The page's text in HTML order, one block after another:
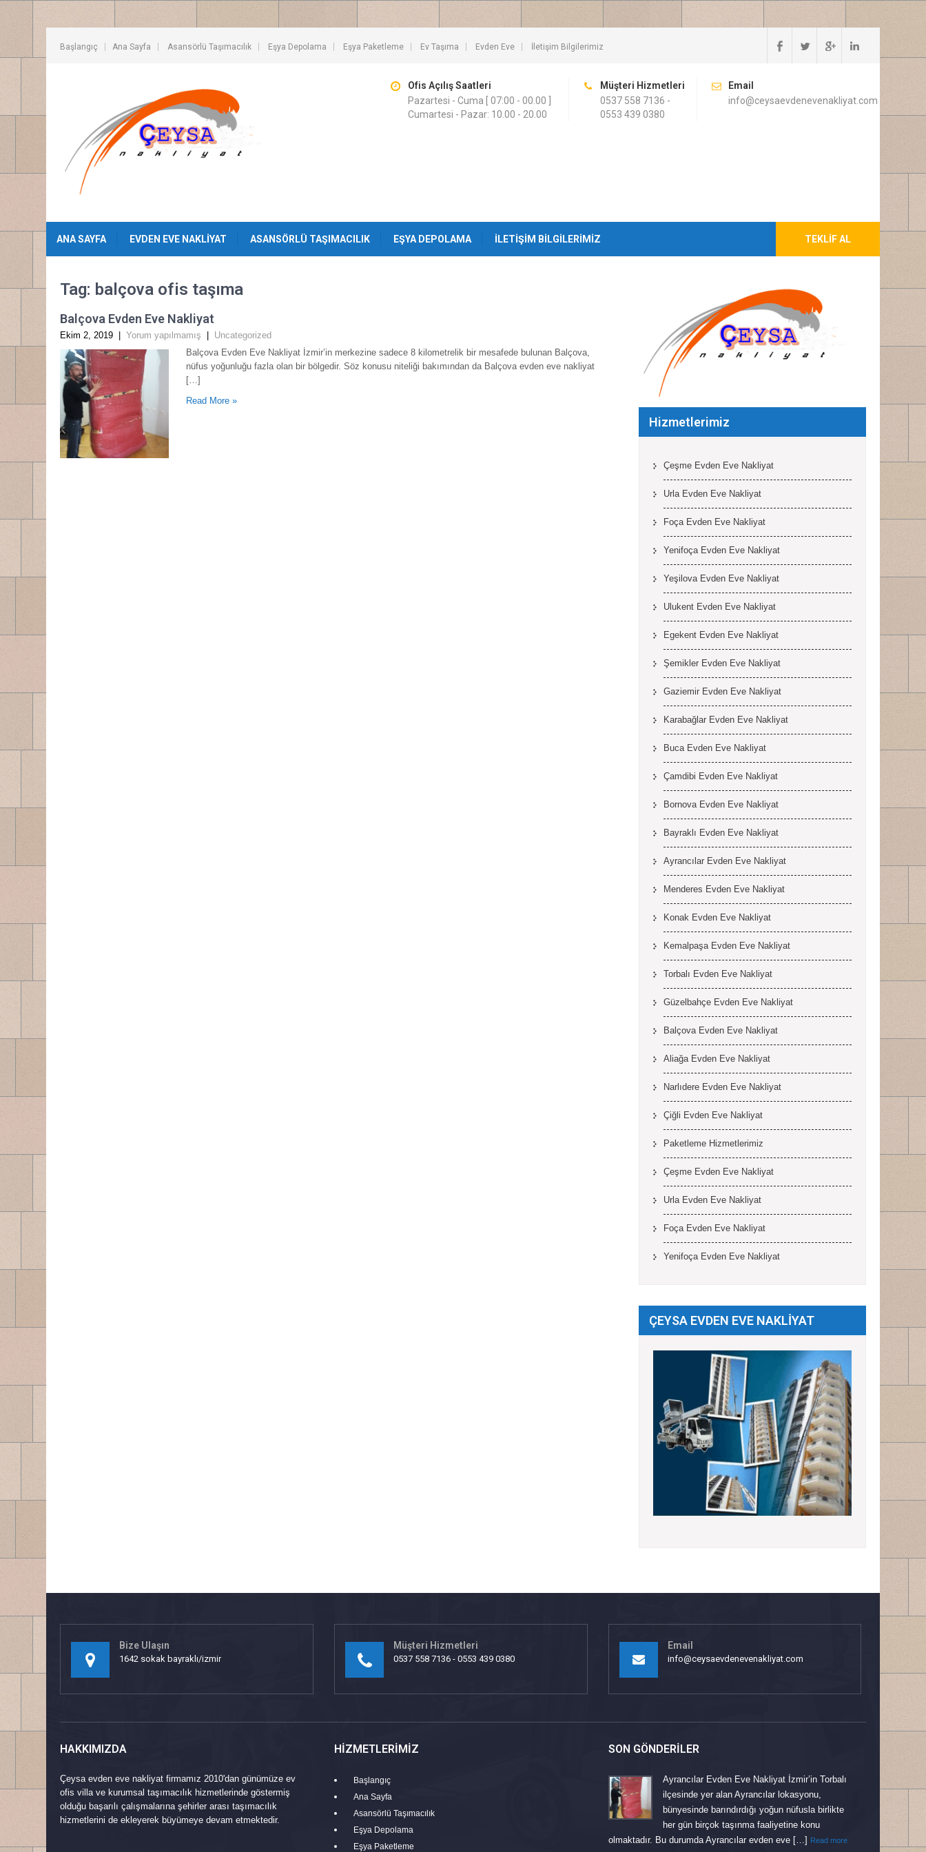
Başlangıç Ana Sayfa Asansörlü Taşımacılık Eşya Depolama Eşya Paketleme Ev Taşıma Evden Eve İletişim Bilgilerimiz
Ofis Açılış Saatleri
Pazartesi - Cuma [ 07:00 - 00.00 ]
Cumartesi - Pazar: 10.00 - 20.00
Müşteri Hizmetleri
0537 558 7136 -
0553 439 0380
Email
info@ceysaevdenevenakliyat.com
ANA SAYFA EVDEN EVE NAKLIYAT ASANSÖRLÜ TAŞIMACILIK EŞYA DEPOLAMA İLETIŞIM BILGILERIMIZ TEKLIF AL
Tag: balçova ofis taşıma
Balçova Evden Eve Nakliyat
Ekim 2, 2019 | Yorum yapılmamış | Uncategorized
Balçova Evden Eve Nakliyat İzmir’in merkezine sadece 8 kilometrelik bir mesafede bulunan Balçova,
nüfus yoğunluğu fazla olan bir bölgedir. Söz konusu niteliği bakımından da Balçova evden eve nakliyat
[…]
Read More »
Hizmetlerimiz
Çeşme Evden Eve Nakliyat
Urla Evden Eve Nakliyat
Foça Evden Eve Nakliyat
Yenifoça Evden Eve Nakliyat
Yeşilova Evden Eve Nakliyat
Ulukent Evden Eve Nakliyat
Egekent Evden Eve Nakliyat
Şemikler Evden Eve Nakliyat
Gaziemir Evden Eve Nakliyat
Karabağlar Evden Eve Nakliyat
Buca Evden Eve Nakliyat
Çamdibi Evden Eve Nakliyat
Bornova Evden Eve Nakliyat
Bayraklı Evden Eve Nakliyat
Ayrancılar Evden Eve Nakliyat
Menderes Evden Eve Nakliyat
Konak Evden Eve Nakliyat
Kemalpaşa Evden Eve Nakliyat
Torbalı Evden Eve Nakliyat
Güzelbahçe Evden Eve Nakliyat
Balçova Evden Eve Nakliyat
Aliağa Evden Eve Nakliyat
Narlıdere Evden Eve Nakliyat
Çiğli Evden Eve Nakliyat
Paketleme Hizmetlerimiz
Çeşme Evden Eve Nakliyat
Urla Evden Eve Nakliyat
Foça Evden Eve Nakliyat
Yenifoça Evden Eve Nakliyat
ÇEYSA EVDEN EVE NAKLİYAT
Bize Ulaşın
1642 sokak bayraklı/izmir
Müşteri Hizmetleri
0537 558 7136 - 0553 439 0380
Email
info@ceysaevdenevenakliyat.com
HAKKIMIZDA
Çeysa evden eve nakliyat firmamız 2010'dan günümüze ev
ofis villa ve kurumsal taşımacılık hizmetlerinde göstermiş
olduğu başarılı çalışmalarına şehirler arası taşımacılık
hizmetlerini de ekleyerek büyümeye devam etmektedir.
HIZMETLERIMIZ
Başlangıç
Ana Sayfa
Asansörlü Taşımacılık
Eşya Depolama
Eşya Paketleme
SON GÖNDERILER
Ayrancılar Evden Eve Nakliyat İzmir’in Torbalı
ilçesinde yer alan Ayrancılar lokasyonu,
bünyesinde barındırdığı yoğun nüfusla birlikte
her gün birçok taşınma faaliyetine konu
olmaktadır. Bu durumda Ayrancılar evden eve […] Read more